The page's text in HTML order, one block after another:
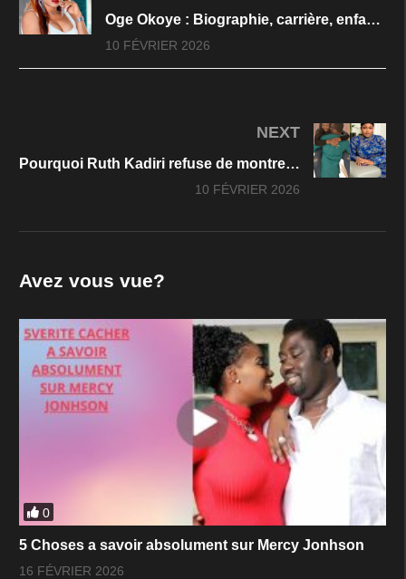
Oge Okoye : Biographie, carrière, enfant et mariage
10 FÉVRIER 2026
NEXT
Pourquoi Ruth Kadiri refuse de montrer son mari ? La vérité qui surprend tout le monde
10 FÉVRIER 2026
Avez vous vue?
0
5 Choses a savoir absolument sur Mercy Jonhson
16 FÉVRIER 2026